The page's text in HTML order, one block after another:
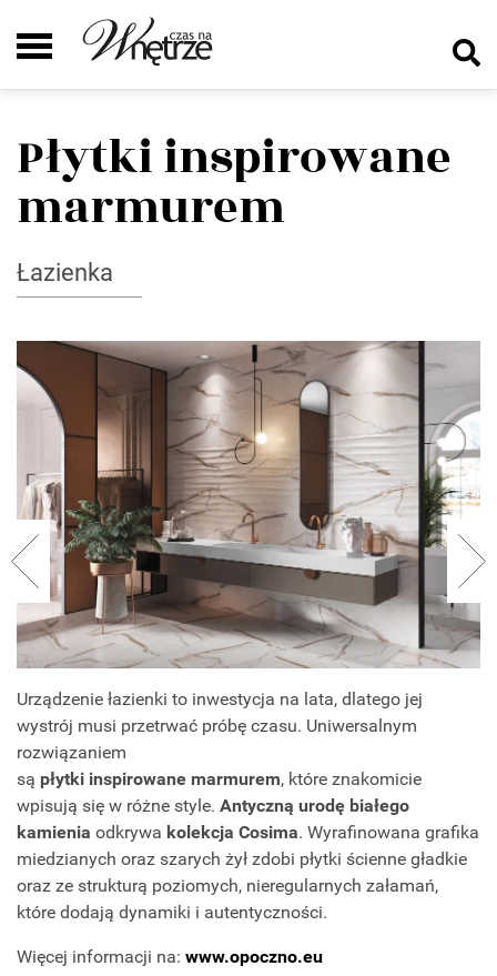
Płytki inspirowane
marmurem
Łazienka
Urządzenie łazienki to inwestycja na lata, dlatego jej
wystrój musi przetrwać próbę czasu. Uniwersalnym
rozwiązaniem
są płytki inspirowane marmurem, które znakomicie
wpisują się w różne style. Antyczną urodę białego
kamienia odkrywa kolekcja Cosima. Wyrafinowana grafika
miedzianych oraz szarych żył zdobi płytki ścienne gładkie
oraz ze strukturą poziomych, nieregularnych załamań,
które dodają dynamiki i autentyczności.
Więcej informacji na: www.opoczno.eu